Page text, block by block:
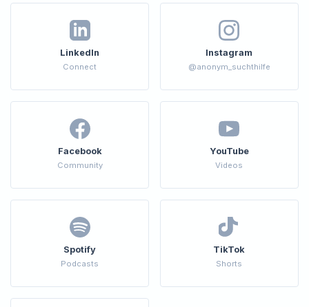
LinkedIn
Connect
Instagram
@anonym_suchthilfe
Facebook
Community
YouTube
Videos
Spotify
Podcasts
TikTok
Shorts